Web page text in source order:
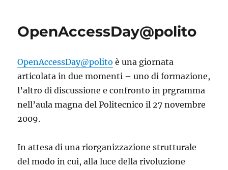
OpenAccessDay@polito
OpenAccessDay@polito è una giornata
articolata in due momenti – uno di formazione,
l’altro di discussione e confronto in prgramma
nell’aula magna del Politecnico il 27 novembre
2009.
In attesa di una riorganizzazione strutturale
del modo in cui, alla luce della rivoluzione